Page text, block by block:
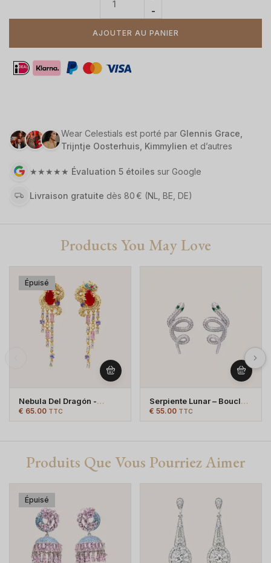
AJOUTER AU PANIER
Wear Celestials est porté par Glennis Grace,
Trijntje Oosterhuis, Kimmylien et d’autres
★★★★★ Évaluation 5 étoiles sur Google
Livraison gratuite dès 80 € (NL, BE, DE)
Products You May Love
Épuisé
Nebula Del Dragón -
Plaqué Or
€ 65.00 TTC
Serpiente Lunar – Boucles
D’oreilles Serpent
€ 55.00 TTC
Produits Que Vous Pourriez Aimer
Épuisé